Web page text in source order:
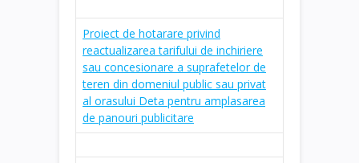
Proiect de hotarare privind
reactualizarea tarifului de inchiriere
sau concesionare a suprafetelor de
teren din domeniul public sau privat
al orasului Deta pentru amplasarea
de panouri publicitare